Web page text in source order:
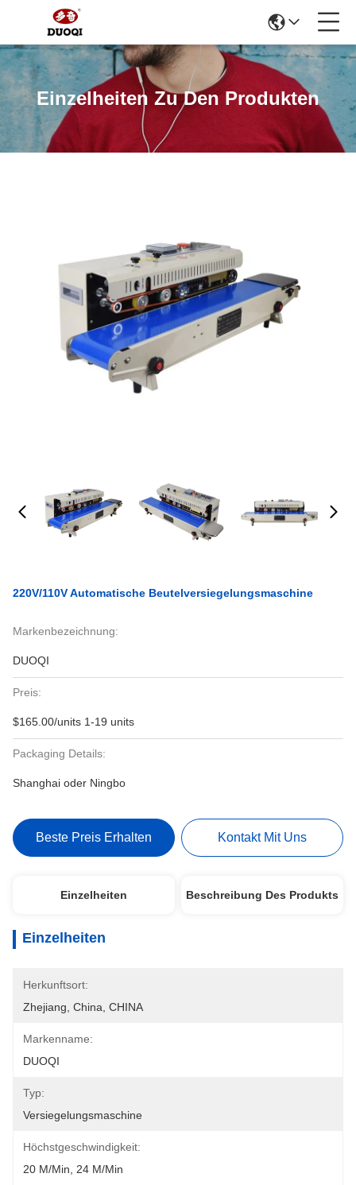
Einzelheiten Zu Den Produkten
220V/110V Automatische Beutelversiegelungsmaschine
Markenbezeichnung:
DUOQI
Preis:
$165.00/units 1-19 units
Packaging Details:
Shanghai oder Ningbo
Beste Preis Erhalten Kontakt Mit Uns
Einzelheiten Beschreibung Des Produkts
Einzelheiten
Herkunftsort:
Zhejiang, China, CHINA
Markenname:
DUOQI
Typ:
Versiegelungsmaschine
Höchstgeschwindigkeit:
20 M/min, 24 M/min